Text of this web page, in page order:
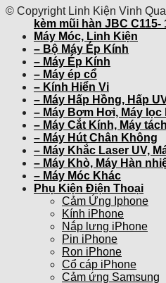
© Copyright Linh Kiện Vinh
kèm mũi hàn JBC C115-
Máy Móc, Linh Kiện
– Bộ Máy Ép Kính
– Máy Ép Kính
– Máy ép cổ
– Kính Hiển Vi
– Máy Hấp Hồng, Hấp
– Máy Bơm Hơi, Máy lọc
– Máy Cắt Kính, Máy
– Máy Hút Chân Không
– Máy Khắc Laser UV,
– Máy Khò, Máy Hàn
– Máy Móc Khác
Phụ Kiện Điện Thoại
Cảm Ứng Iphone
Kính iPhone
Nắp lưng iPhone
Pin iPhone
Ron iPhone
Cổ cáp iPhone
Cảm ứng Samsung